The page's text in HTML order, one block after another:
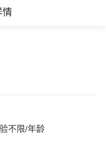
情
不限/年龄